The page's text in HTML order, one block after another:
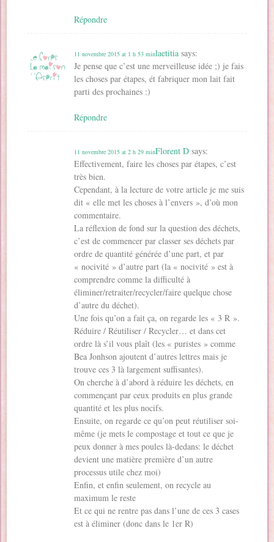
Répondre
laetitia says:
11 novembre 2015 at 1 h 53 min
Je pense que c’est une merveilleuse idée ;) je fais
les choses par étapes, ét fabriquer mon lait fait
parti des prochaines :)
Répondre
Florent D says:
11 novembre 2015 at 2 h 29 min
Effectivement, faire les choses par étapes, c’est
très bien.
Cependant, à la lecture de votre article je me suis
dit « elle met les choses à l’envers », d’où mon
commentaire.
La réflexion de fond sur la question des déchets,
c’est de commencer par classer ses déchets par
ordre de quantité générée d’une part, et par
« nocivité » d’autre part (la « nocivité » est à
comprendre comme la difficulté à
éliminer/retraiter/recycler/faire quelque chose
d’autre du déchet).
Une fois qu’on a fait ça, on regarde les « 3 R ».
Réduire / Réutiliser / Recycler… et dans cet
ordre là s’il vous plaît (les « puristes » comme
Bea Jonhson ajoutent d’autres lettres mais je
trouve ces 3 là largement suffisantes).
On cherche à d’abord à réduire les déchets, en
commençant par ceux produits en plus grande
quantité et les plus nocifs.
Ensuite, on regarde ce qu’on peut réutiliser soi-
même (je mets le compostage et tout ce que je
peux donner à mes poules là-dedans: le déchet
devient une matière première d’un autre
processus utile chez moi)
Enfin, et enfin seulement, on recycle au
maximum le reste
Et ce qui ne rentre pas dans l’une de ces 3 cases
est à éliminer (donc dans le 1er R)